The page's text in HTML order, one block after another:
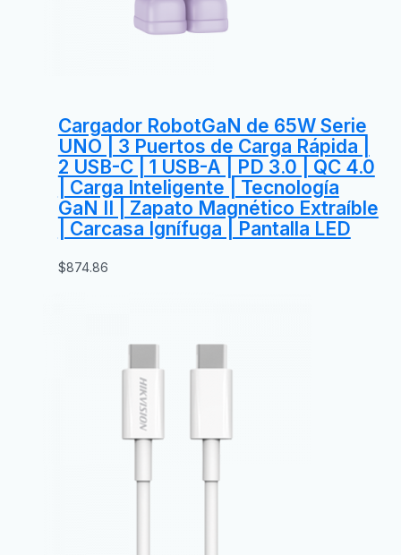
Cargador RobotGaN de 65W Serie
UNO | 3 Puertos de Carga Rápida |
2 USB-C | 1 USB-A | PD 3.0 | QC 4.0
| Carga Inteligente | Tecnología
GaN II | Zapato Magnético Extraíble
| Carcasa Ignífuga | Pantalla LED
$874.86